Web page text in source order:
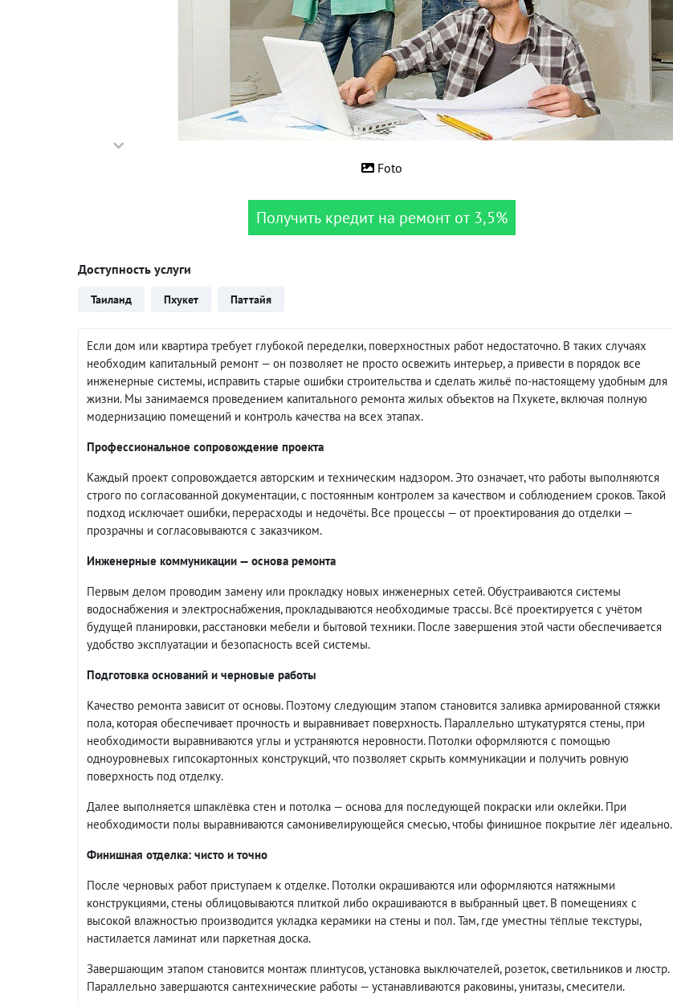
Foto
Получить кредит на ремонт от 3,5%
Доступность услуги
Таиланд Пхукет Паттайя
Если дом или квартира требует глубокой переделки, поверхностных работ недостаточно. В таких случаях
необходим капитальный ремонт — он позволяет не просто освежить интерьер, а привести в порядок все
инженерные системы, исправить старые ошибки строительства и сделать жильё по-настоящему удобным для
жизни. Мы занимаемся проведением капитального ремонта жилых объектов на Пхукете, включая полную
модернизацию помещений и контроль качества на всех этапах.
Профессиональное сопровождение проекта
Каждый проект сопровождается авторским и техническим надзором. Это означает, что работы выполняются
строго по согласованной документации, с постоянным контролем за качеством и соблюдением сроков. Такой
подход исключает ошибки, перерасходы и недочёты. Все процессы — от проектирования до отделки —
прозрачны и согласовываются с заказчиком.
Инженерные коммуникации — основа ремонта
Первым делом проводим замену или прокладку новых инженерных сетей. Обустраиваются системы
водоснабжения и электроснабжения, прокладываются необходимые трассы. Всё проектируется с учётом
будущей планировки, расстановки мебели и бытовой техники. После завершения этой части обеспечивается
удобство эксплуатации и безопасность всей системы.
Подготовка оснований и черновые работы
Качество ремонта зависит от основы. Поэтому следующим этапом становится заливка армированной стяжки
пола, которая обеспечивает прочность и выравнивает поверхность. Параллельно штукатурятся стены, при
необходимости выравниваются углы и устраняются неровности. Потолки оформляются с помощью
одноуровневых гипсокартонных конструкций, что позволяет скрыть коммуникации и получить ровную
поверхность под отделку.
Далее выполняется шпаклёвка стен и потолка — основа для последующей покраски или оклейки. При
необходимости полы выравниваются самонивелирующейся смесью, чтобы финишное покрытие лёг идеально.
Финишная отделка: чисто и точно
После черновых работ приступаем к отделке. Потолки окрашиваются или оформляются натяжными
конструкциями, стены облицовываются плиткой либо окрашиваются в выбранный цвет. В помещениях с
высокой влажностью производится укладка керамики на стены и пол. Там, где уместны тёплые текстуры,
настилается ламинат или паркетная доска.
Завершающим этапом становится монтаж плинтусов, установка выключателей, розеток, светильников и люстр.
Параллельно завершаются сантехнические работы — устанавливаются раковины, унитазы, смесители.